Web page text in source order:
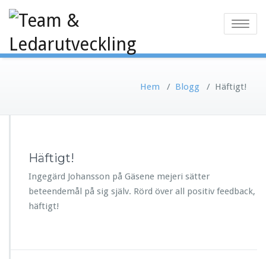
Toggle
Hem / Blogg / Häftigt!
Häftigt!
Ingegärd Johansson på Gäsene mejeri sätter
beteendemål på sig själv. Rörd över all positiv feedback,
häftigt!